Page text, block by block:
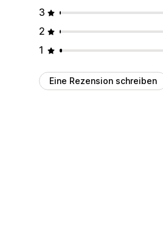
3
2
1
Eine Rezension schreiben